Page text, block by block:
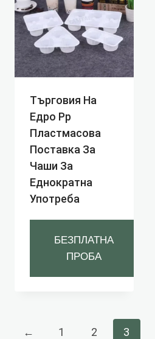
Търговия На
Едро Pp
Пластмасова
Поставка За
Чаши За
Еднократна
Употреба
БЕЗПЛАТНА
ПРОБА
← 1 2 3